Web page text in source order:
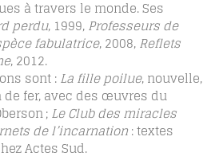
à travers le monde. Ses
perdu, 1999,Professeurs de
fabulatrice, 2008,Reflets
, 2012.
sont :La fille poilue, nouvelle,
fer, avec des œuvres du
;Le Club des miracles
de l’incarnation: textes
Actes Sud.